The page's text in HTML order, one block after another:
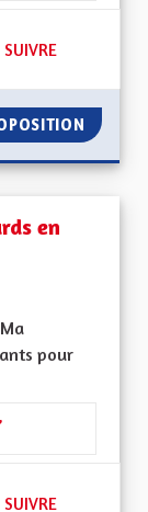
49 ABONNÉS
SUIVRE
en
pour
50 ABONNÉS
SUIVRE